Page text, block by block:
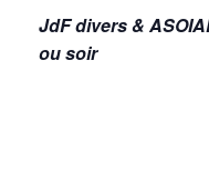
JdF divers &
ou soir